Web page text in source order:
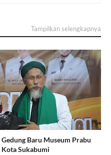
Tampilkan selengkapnya
Baru Museum Prabu
Sukabumi